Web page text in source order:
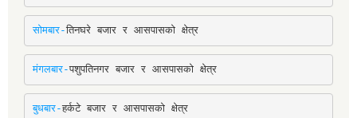
सोमबार-तिनघरे बजार र आसपासको क्षेत्र
मंगलबार-पशुपतिनगर बजार र आसपासको क्षेत्र
बुधबार-हर्कटे बजार र आसपासको क्षेत्र